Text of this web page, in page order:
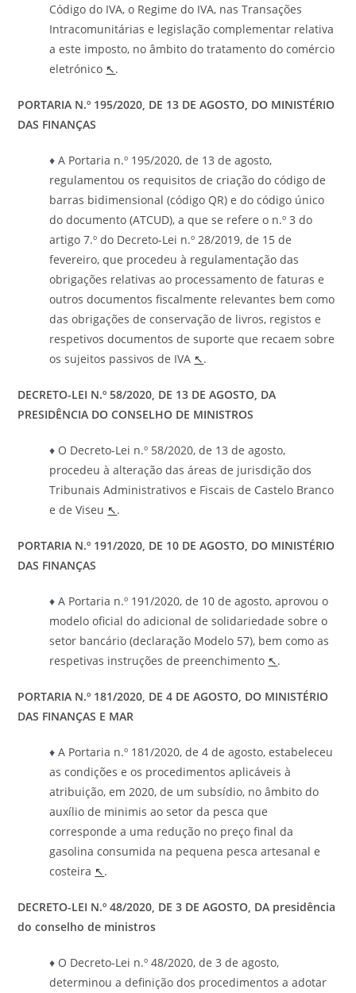
Código do IVA, o Regime do IVA, nas Transações
Intracomunitárias e legislação complementar relativa
a este imposto, no âmbito do tratamento do comércio
eletrónico ↖.
PORTARIA N.º 195/2020, DE 13 DE AGOSTO, DO MINISTÉRIO
DAS FINANÇAS
♦ A Portaria n.º 195/2020, de 13 de agosto,
regulamentou os requisitos de criação do código de
barras bidimensional (código QR) e do código único
do documento (ATCUD), a que se refere o n.º 3 do
artigo 7.º do Decreto-Lei n.º 28/2019, de 15 de
fevereiro, que procedeu à regulamentação das
obrigações relativas ao processamento de faturas e
outros documentos fiscalmente relevantes bem como
das obrigações de conservação de livros, registos e
respetivos documentos de suporte que recaem sobre
os sujeitos passivos de IVA ↖.
DECRETO-LEI N.º 58/2020, DE 13 DE AGOSTO, DA
PRESIDÊNCIA DO CONSELHO DE MINISTROS
♦ O Decreto-Lei n.º 58/2020, de 13 de agosto,
procedeu à alteração das áreas de jurisdição dos
Tribunais Administrativos e Fiscais de Castelo Branco
e de Viseu ↖.
PORTARIA N.º 191/2020, DE 10 DE AGOSTO, DO MINISTÉRIO
DAS FINANÇAS
♦ A Portaria n.º 191/2020, de 10 de agosto, aprovou o
modelo oficial do adicional de solidariedade sobre o
setor bancário (declaração Modelo 57), bem como as
respetivas instruções de preenchimento ↖.
PORTARIA N.º 181/2020, DE 4 DE AGOSTO, DO MINISTÉRIO
DAS FINANÇAS E MAR
♦ A Portaria n.º 181/2020, de 4 de agosto, estabeleceu
as condições e os procedimentos aplicáveis à
atribuição, em 2020, de um subsídio, no âmbito do
auxílio de minimis ao setor da pesca que
corresponde a uma redução no preço final da
gasolina consumida na pequena pesca artesanal e
costeira ↖.
DECRETO-LEI N.º 48/2020, DE 3 DE AGOSTO, DA presidência
do conselho de ministros
♦ O Decreto-Lei n.º 48/2020, de 3 de agosto,
determinou a definição dos procedimentos a adotar